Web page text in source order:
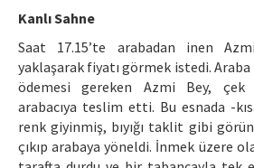
Kanlı Sahne
Saat 17.15’te arabadan inen
yaklaşarak fiyatı görmek istedi.
ödemesi gereken Azmi Bey,
arabacıya teslim etti. Bu esnada -
renk giyinmiş, bıyığı taklit gibi
çıkıp arabaya yöneldi. İnmek üzere